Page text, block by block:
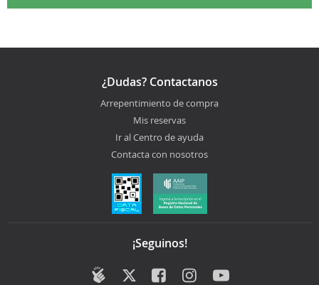
¿Dudas? Contactanos
Arrepentimiento de compra
Mis reservas
Ir al Centro de ayuda
Contacta con nosotros
¡Seguinos!